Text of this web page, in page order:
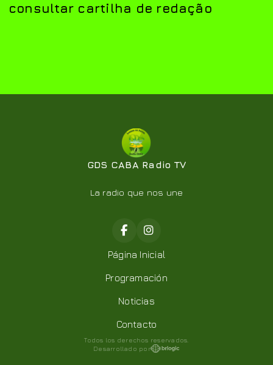
consultar cartilha de redação
GDS CABA Radio TV
La radio que nos une
Página Inicial
Programación
Noticias
Contacto
Todos los derechos reservados.
Desarrollado por